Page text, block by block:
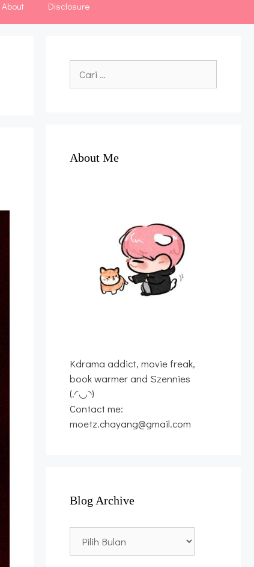
About Disclosure
untuk:
About Me
Kdrama addict, movie freak,
book warmer and Szennies
(.◜◡◝)
Contact me:
moetz.chayang@gmail.com
Blog Archive
Archive